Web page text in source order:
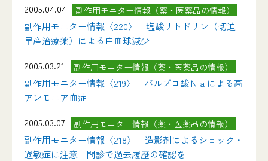
2005.04.04
副作用モニター情報（薬・医薬品の情報）
副作用モニター情報〈220〉 塩酸リトドリン（切迫
早産治療薬）による白血球減少
2005.03.21
副作用モニター情報（薬・医薬品の情報）
副作用モニター情報〈219〉 バルプロ酸Ｎａによる高
アンモニア血症
2005.03.07
副作用モニター情報（薬・医薬品の情報）
副作用モニター情報〈218〉 造影剤によるショック・
過敏症に注意 問診で過去履歴の確認を